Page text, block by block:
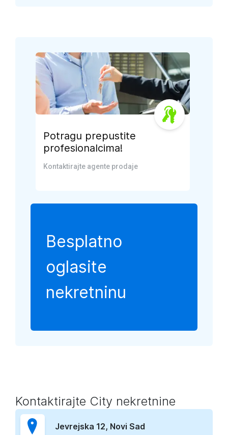
Potragu prepustite
profesionalcima!
Kontaktirajte agente prodaje
Besplatno
oglasite
nekretninu
Kontaktirajte City nekretnine
Jevrejska 12, Novi Sad